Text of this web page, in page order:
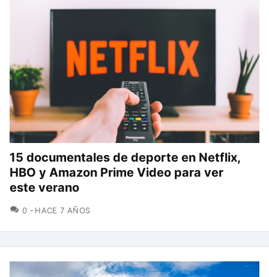
15 documentales de deporte en Netflix,
HBO y Amazon Prime Video para ver
este verano
0 COMENTARIOS
HACE 7 AÑOS